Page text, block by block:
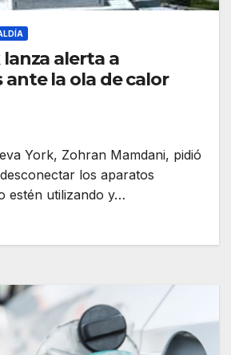
alerta a
la ola de calor
York, Zohran Mamdani, pidió
los aparatos
estén utilizando y…